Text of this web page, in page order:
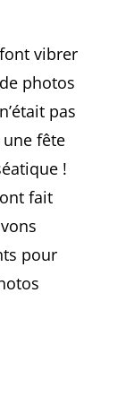
vibrer
photos
pas
une fête
!
fait
pour